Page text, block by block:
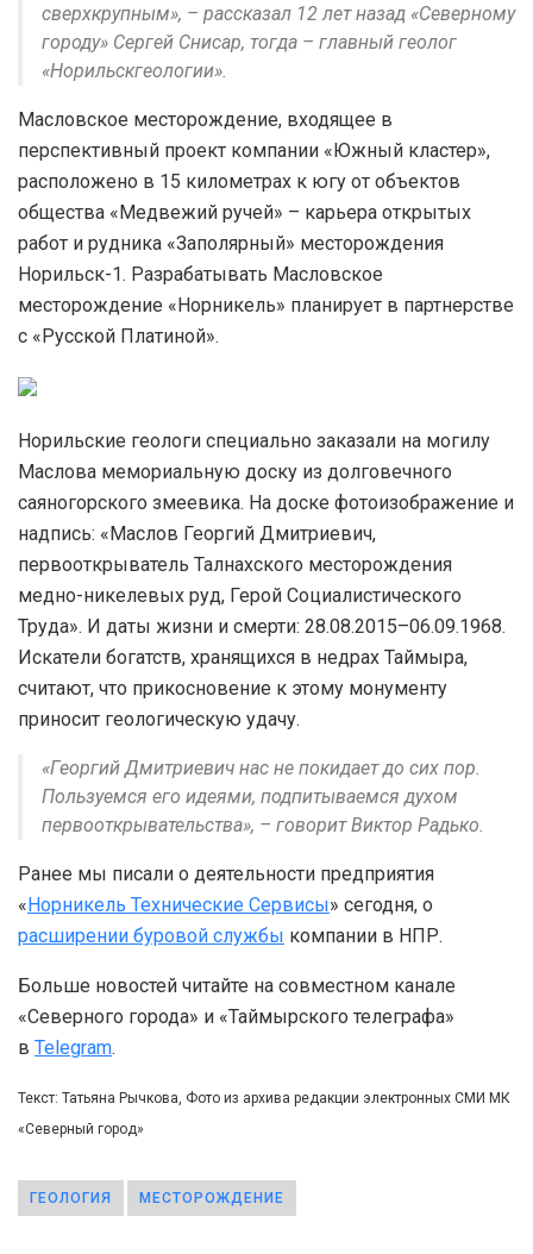
сверхкрупным», – рассказал 12 лет назад «Северному
городу» Сергей Снисар, тогда – главный геолог
«Норильскгеологии».
Масловское месторождение, входящее в
перспективный проект компании «Южный кластер»,
расположено в 15 километрах к югу от объектов
общества «Медвежий ручей» – карьера открытых
работ и рудника «Заполярный» месторождения
Норильск-1. Разрабатывать Масловское
месторождение «Норникель» планирует в партнерстве
с «Русской Платиной».
Норильские геологи специально заказали на могилу
Маслова мемориальную доску из долговечного
саяногорского змеевика. На доске фотоизображение и
надпись: «Маслов Георгий Дмитриевич,
первооткрыватель Талнахского месторождения
медно-никелевых руд, Герой Социалистического
Труда». И даты жизни и смерти: 28.08.2015–06.09.1968.
Искатели богатств, хранящихся в недрах Таймыра,
считают, что прикосновение к этому монументу
приносит геологическую удачу.
«Георгий Дмитриевич нас не покидает до сих пор.
Пользуемся его идеями, подпитываемся духом
первооткрывательства», – говорит Виктор Радько.
Ранее мы писали о деятельности предприятия
«Норникель Технические Сервисы» сегодня, о
расширении буровой службы компании в НПР.
Больше новостей читайте на совместном канале
«Северного города» и «Таймырского телеграфа»
в Telegram.
Текст: Татьяна Рычкова, Фото из архива редакции электронных СМИ МК
«Северный город»
ГЕОЛОГИЯ МЕСТОРОЖДЕНИЕ